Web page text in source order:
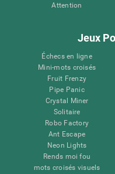
Attention
Jeux
Échecs en ligne
Mini-mots croisés
Fruit Frenzy
Pipe Panic
Crystal Miner
Solitaire
Robo Factory
Ant Escape
Neon Lights
Rends moi fou
mots croisés visuels